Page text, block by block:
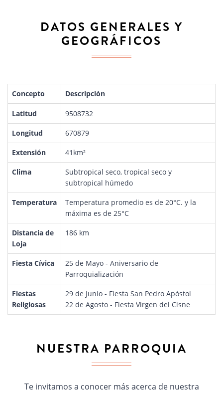
DATOS GENERALES Y
GEOGRÁFICOS
Concepto Descripción
Latitud 9508732
Longitud 670879
Extensión 41km²
Clima
Subtropical seco, tropical seco y
subtropical húmedo
Temperatura
Temperatura promedio es de 20°C. y la
máxima es de 25°C
Distancia de
Loja
186 km
Fiesta Cívica
25 de Mayo - Aniversario de
Parroquialización
Fiestas
Religiosas
29 de Junio - Fiesta San Pedro Apóstol
22 de Agosto - Fiesta Virgen del Cisne
NUESTRA PARROQUIA
Te invitamos a conocer más acerca de nuestra